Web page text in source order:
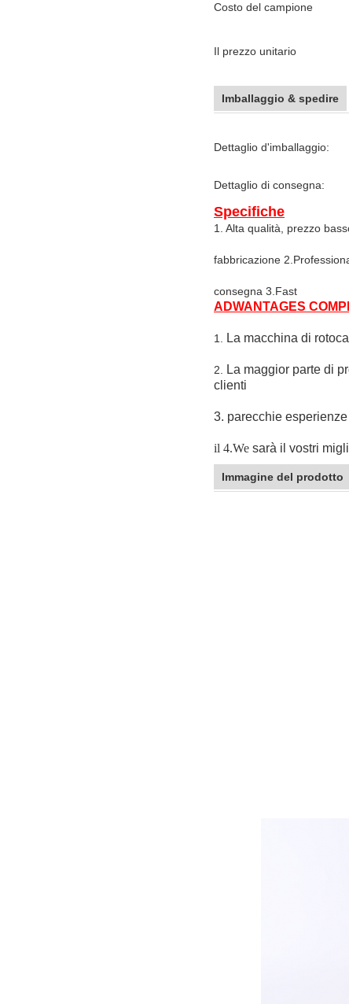
Costo del campione
Il prezzo unitario
Imballaggio & spedire
Dettaglio d'imballaggio:
Dettaglio di consegna:
Specifiche
1. Alta qualità, prezzo
fabbricazione
consegna 3.Fast
ADWANTAGES
1. La macchina di
2.
La maggior parte di
clienti
3. parecchie
il 4.We sarà il vostri
Immagine del prodotto